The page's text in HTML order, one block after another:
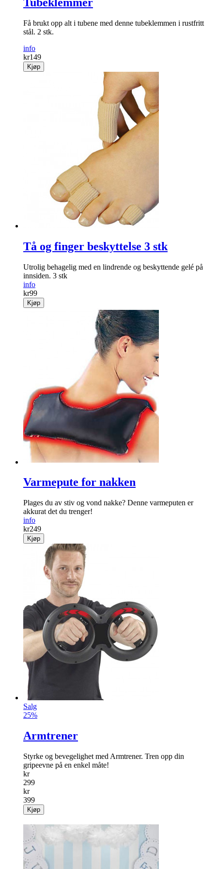
Få brukt opp alt i tubene med denne tubeklemmen i rustfritt
stål. 2 stk.
info
kr149
Kjøp
Tå og finger beskyttelse 3 stk
Utrolig behagelig med en lindrende og beskyttende gelé på
innsiden. 3 stk
info
kr99
Kjøp
Varmepute for nakken
Plages du av stiv og vond nakke? Denne varmeputen er
akkurat det du trenger!
info
kr249
Kjøp
Salg
25%
Armtrener
Styrke og bevegelighet med Armtrener. Tren opp din
gripeevne på en enkel måte!
kr
299
kr
399
Kjøp